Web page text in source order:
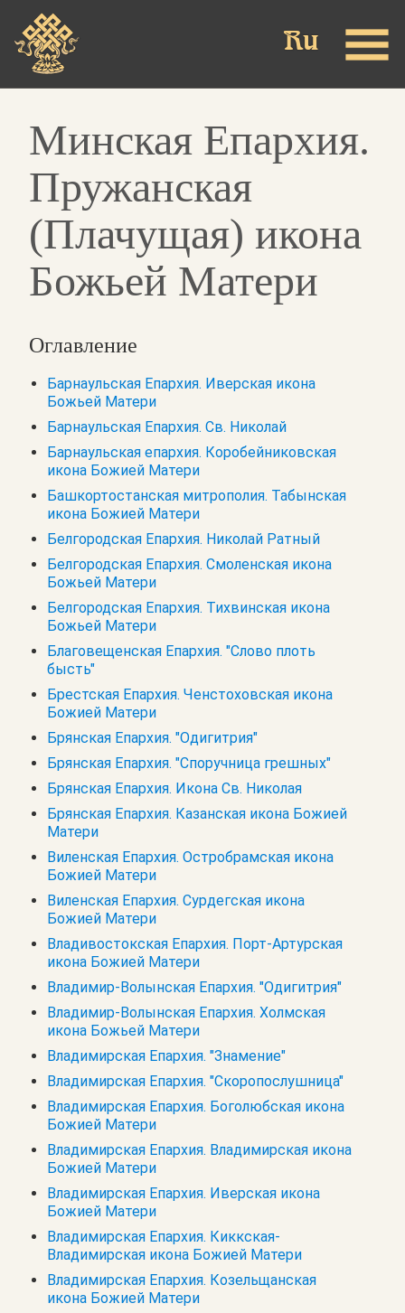
main
content
Минская Епархия.
Пружанская
(Плачущая) икона
Божьей Матери
Оглавление
Барнаульская Епархия. Иверская икона
Божьей Матери
Барнаульская Епархия. Св. Николай
Барнаульская епархия. Коробейниковская
икона Божией Матери
Башкортостанская митрополия. Табынская
икона Божией Матери
Белгородская Епархия. Николай Ратный
Белгородская Епархия. Смоленская икона
Божьей Матери
Белгородская Епархия. Тихвинская икона
Божьей Матери
Благовещенская Епархия. "Слово плоть
бысть"
Брестская Епархия. Ченстоховская икона
Божией Матери
Брянская Епархия. "Одигитрия"
Брянская Епархия. "Споручница грешных"
Брянская Епархия. Икона Св. Николая
Брянская Епархия. Казанская икона Божией
Матери
Виленская Епархия. Остробрамская икона
Божией Матери
Виленская Епархия. Сурдегская икона
Божией Матери
Владивостокская Епархия. Порт-Артурская
икона Божией Матери
Владимир-Волынская Епархия. "Одигитрия"
Владимир-Волынская Епархия. Холмская
икона Божьей Матери
Владимирская Епархия. "Знамение"
Владимирская Епархия. "Скоропослушница"
Владимирская Епархия. Боголюбская икона
Божией Матери
Владимирская Епархия. Владимирская икона
Божией Матери
Владимирская Епархия. Иверская икона
Божией Матери
Владимирская Епархия. Киккская-
Владимирская икона Божией Матери
Владимирская Епархия. Козельщанская
икона Божией Матери